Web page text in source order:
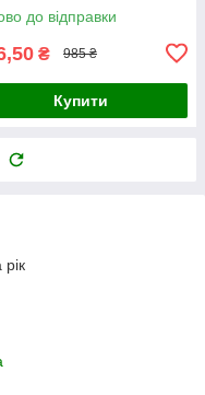
до відправки
₴ 985 ₴
Купити